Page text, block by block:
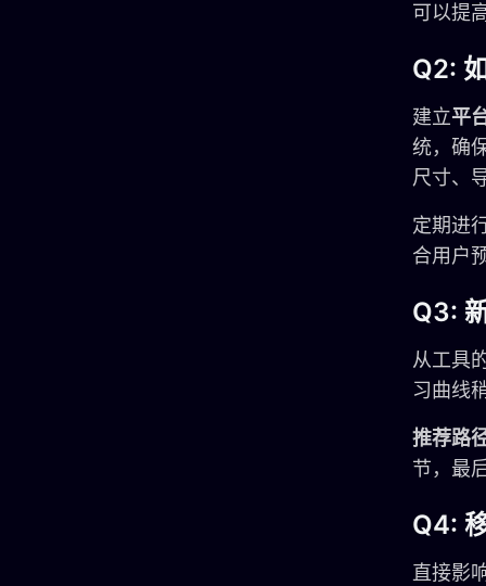
可以提
Q2:
建立平
统，确
尺寸、
定期进
合用户
Q3:
从工具
习曲线
推荐路
节，最
Q4:
直接影